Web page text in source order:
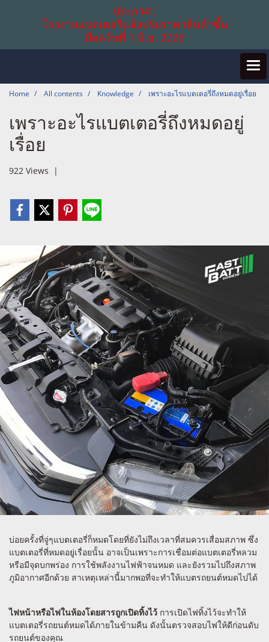
ประกาศ :
โรงงานแบตเตอรี่แจ้งปรับราคาสินค้าขึ้น
มีผลวันที่ 1 มิ.ย. 2026
Home All contents Knowledge เพราะอะไรแบตเตอรี่ถึงหมดอยู่เรื่อย
เพราะอะไรแบตเตอรี่ถึงหมดอยู่
เรื่อย
922 Views |
บ่อยครั้งที่จู่ๆแบตเตอรี่ก็หมดโดยที่ยังไม่ถึงเวลาที่สมควรเสื่อมสภาพ ซึ่ง
แบตเตอรี่ที่หมดอยู่เรื่อยนั้น อาจเป็นเพราะการเชื่อมต่อแบตเตอรี่หลวม
หรือมีจุดบกพร่อง การใช้พลังงานไฟฟ้าจนหมด และยังรวมไปถึงสภาพ
ภูมิอากาศอีกด้วย สาเหตุเหล่านี้มากพอที่จะทำให้แบตรถยนต์หมดไปได้
ไฟหน้าหรือไฟในห้องโดยสารถูกเปิดทิ้งไว้ การเปิดไฟทิ้งไว้จะทำให้
แบตเตอรี่รถยนต์หมดได้ภายในข้ามคืน ดังนั้นตรวจสอบไฟให้ดีก่อนดับ
รถยนต์ของคุณ